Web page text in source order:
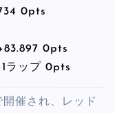
0pts
0pts
ラップ 0pts
催され、レッド